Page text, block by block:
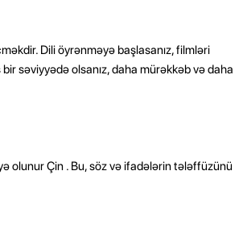
Dili öyrənməyə başlasanız, filmləri
səviyyədə olsanız, daha mürəkkəb və daha
olunur Çin . Bu, söz və ifadələrin tələffüzünü